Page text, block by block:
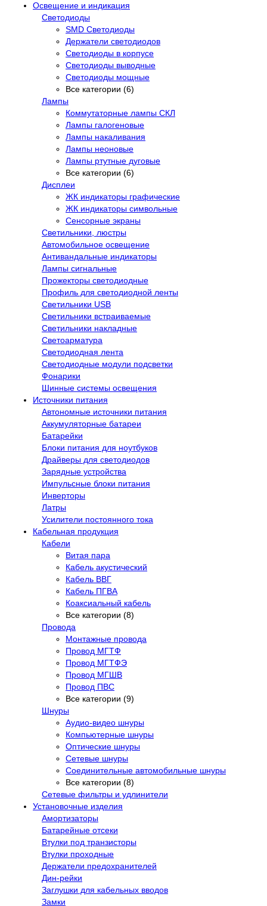
Освещение и индикация
Светодиоды
SMD Светодиоды
Держатели светодиодов
Светодиоды в корпусе
Светодиоды выводные
Светодиоды мощные
Все категории (6)
Лампы
Коммутаторные лампы СКЛ
Лампы галогеновые
Лампы накаливания
Лампы неоновые
Лампы ртутные дуговые
Все категории (6)
Дисплеи
ЖК индикаторы графические
ЖК индикаторы символьные
Сенсорные экраны
Cветильники, люстры
Автомобильное освещение
Антивандальные индикаторы
Лампы сигнальные
Прожекторы светодиодные
Профиль для светодиодной ленты
Светильники USB
Светильники встраиваемые
Светильники накладные
Светоарматура
Светодиодная лента
Светодиодные модули подсветки
Фонарики
Шинные системы освещения
Источники питания
Автономные источники питания
Аккумуляторные батареи
Батарейки
Блоки питания для ноутбуков
Драйверы для светодиодов
Зарядные устройства
Импульсные блоки питания
Инверторы
Латры
Усилители постоянного тока
Кабельная продукция
Кабели
Витая пара
Кабель акустический
Кабель ВВГ
Кабель ПГВА
Коаксиальный кабель
Все категории (8)
Провода
Монтажные провода
Провод МГТФ
Провод МГТФЭ
Провод МГШВ
Провод ПВС
Все категории (9)
Шнуры
Аудио-видео шнуры
Компьютерные шнуры
Оптические шнуры
Сетевые шнуры
Соединительные автомобильные шнуры
Все категории (8)
Сетевые фильтры и удлинители
Установочные изделия
Амортизаторы
Батарейные отсеки
Втулки под транзисторы
Втулки проходные
Держатели предохранителей
Дин-рейки
Заглушки для кабельных вводов
Замки